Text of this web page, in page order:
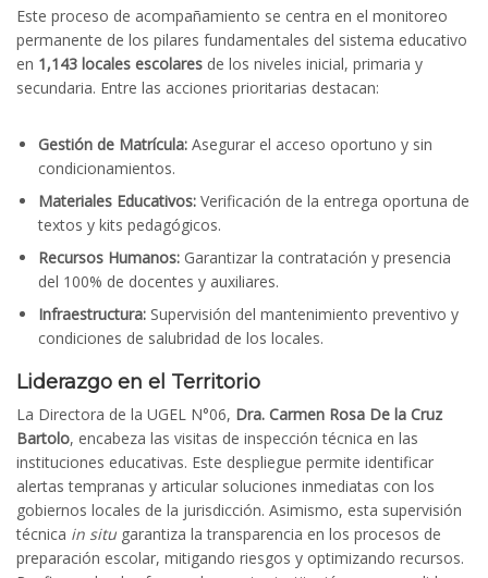
Este proceso de acompañamiento se centra en el monitoreo
permanente de los pilares fundamentales del sistema educativo
en 1,143 locales escolares de los niveles inicial, primaria y
secundaria. Entre las acciones prioritarias destacan:
Gestión de Matrícula: Asegurar el acceso oportuno y sin
condicionamientos.
Materiales Educativos: Verificación de la entrega oportuna de
textos y kits pedagógicos.
Recursos Humanos: Garantizar la contratación y presencia
del 100% de docentes y auxiliares.
Infraestructura: Supervisión del mantenimiento preventivo y
condiciones de salubridad de los locales.
Liderazgo en el Territorio
La Directora de la UGEL N°06, Dra. Carmen Rosa De la Cruz
Bartolo, encabeza las visitas de inspección técnica en las
instituciones educativas. Este despliegue permite identificar
alertas tempranas y articular soluciones inmediatas con los
gobiernos locales de la jurisdicción. Asimismo, esta supervisión
técnica in situ garantiza la transparencia en los procesos de
preparación escolar, mitigando riesgos y optimizando recursos.